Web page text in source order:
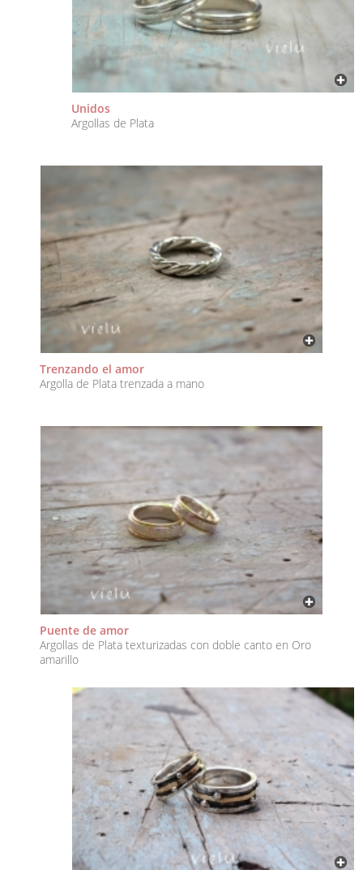
Unidos
Argollas de Plata
Trenzando el amor
Argolla de Plata trenzada a mano
Puente de amor
Argollas de Plata texturizadas con doble canto en Oro
amarillo